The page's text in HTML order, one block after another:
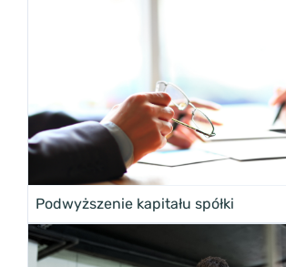
Podwyższenie kapitału spółki